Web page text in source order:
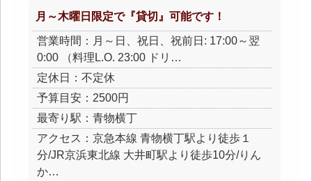
月～木曜日限定で『貸切』可能です！
営業時間：月～日、祝日、祝前日: 17:00～翌
0:00 （料理L.O. 23:00 ドリ…
定休日：不定休
予算目安：2500円
最寄り駅：青物横丁
アクセス：京急本線 青物横丁駅より徒歩１
分/JR京浜東北線 大井町駅より徒歩10分/りん
か…